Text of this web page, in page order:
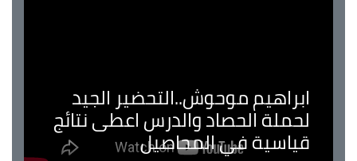
ابراهيم موحوش..التحضير الجيد
لحملة الحصاد والدرس اعطى نتائج
قياسية في المحاصيل